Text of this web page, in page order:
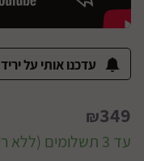
עדכנו אותי על
₪349
עד 3 תשלומים (ללא ריבית)